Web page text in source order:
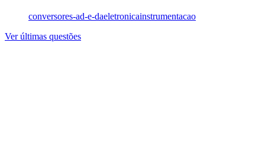
conversores-ad-e-daeletronicainstrumentacao
Ver últimas questões